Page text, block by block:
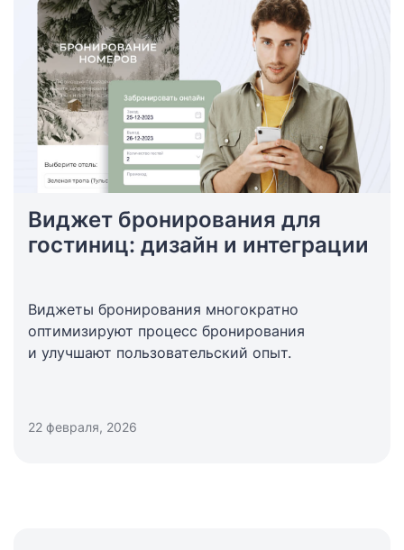
Виджет бронирования для
гостиниц: дизайн и интеграции
Виджеты бронирования многократно
оптимизируют процесс бронирования
и улучшают пользовательский опыт.
22 февраля, 2026